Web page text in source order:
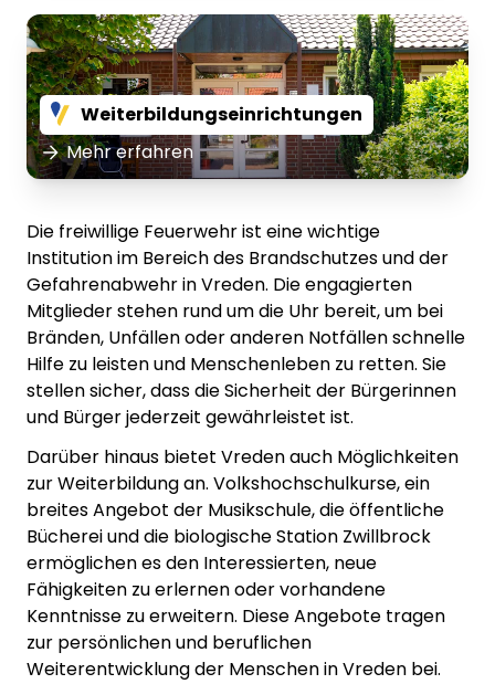
Weiterbildungseinrichtungen
Mehr erfahren
Die freiwillige Feuerwehr ist eine wichtige
Institution im Bereich des Brandschutzes und der
Gefahrenabwehr in Vreden. Die engagierten
Mitglieder stehen rund um die Uhr bereit, um bei
Bränden, Unfällen oder anderen Notfällen schnelle
Hilfe zu leisten und Menschenleben zu retten. Sie
stellen sicher, dass die Sicherheit der Bürgerinnen
und Bürger jederzeit gewährleistet ist.
Darüber hinaus bietet Vreden auch Möglichkeiten
zur Weiterbildung an. Volkshochschulkurse, ein
breites Angebot der Musikschule, die öffentliche
Bücherei und die biologische Station Zwillbrock
ermöglichen es den Interessierten, neue
Fähigkeiten zu erlernen oder vorhandene
Kenntnisse zu erweitern. Diese Angebote tragen
zur persönlichen und beruflichen
Weiterentwicklung der Menschen in Vreden bei.